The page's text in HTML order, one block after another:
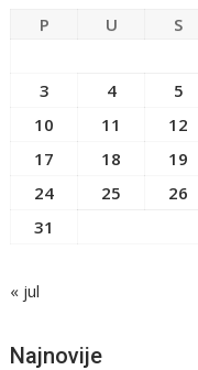
P U S
3
4 5
10
11 12
17
18 19
24
25 26
31
« jul
Najnovije